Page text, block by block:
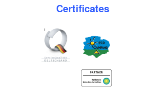
Certificates